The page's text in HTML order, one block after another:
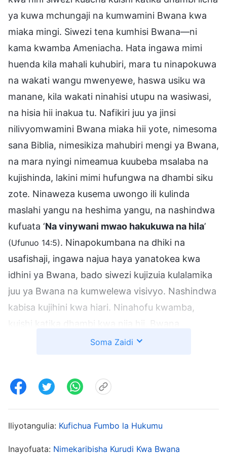
ya kuwa mchungaji na kumwamini Bwana kwa
miaka mingi. Siwezi tena kumhisi Bwana—ni
kama kwamba Ameniacha. Hata ingawa mimi
huenda kila mahali kuhubiri, mara tu ninapokuwa
na wakati wangu mwenyewe, haswa usiku wa
manane, kila wakati ninahisi utupu na wasiwasi,
na hisia hii inakua tu. Nafikiri juu ya jinsi
nilivyomwamini Bwana miaka hii yote, nimesoma
sana Biblia, nimesikiza mahubiri mengi ya Bwana,
na mara nyingi nimeamua kuubeba msalaba na
kujishinda, lakini mimi hufungwa na dhambi siku
zote. Ninaweza kusema uwongo ili kulinda
maslahi yangu na heshima yangu, na nashindwa
kufuata ‘Na vinywani mwao hakukuwa na hila’
(Ufunuo 14:5). Ninapokumbana na dhiki na
usafishaji, ingawa najua haya yanatokea kwa
idhini ya Bwana, bado siwezi kujizuia kulalamika
juu ya Bwana na kumwelewa visivyo. Nashindwa
kabisa kujihini kwa hiari. Ninahofu kwamba,
atakapokuja, sitaweza kuingia katika ufalme wa
Aliposikia haya, mke wangu alisema,
tunaishi katika dhambi na hatujaachana na
dhambi, Biblia inasema, ‘Kwamba ikiwa
Soma Zaidi
Iliyotangulia: Kufichua Fumbo la Hukumu
Inayofuata: Nimekaribisha Kurudi Kwa Bwana